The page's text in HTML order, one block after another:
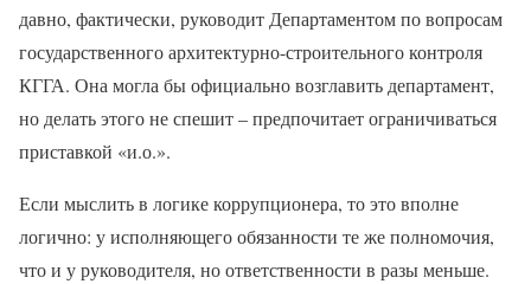
давно, фактически, руководит Департаментом по вопросам
государственного архитектурно-строительного контроля
КГГА. Она могла бы официально возглавить департамент,
но делать этого не спешит – предпочитает ограничиваться
приставкой «и.о.».
Если мыслить в логике коррупционера, то это вполне
логично: у исполняющего обязанности те же полномочия,
что и у руководителя, но ответственности в разы меньше.